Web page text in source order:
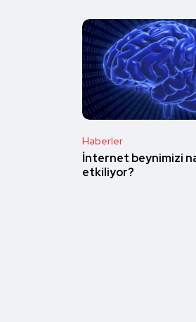
Haberler
İnternet beynimizi
etkiliyor?